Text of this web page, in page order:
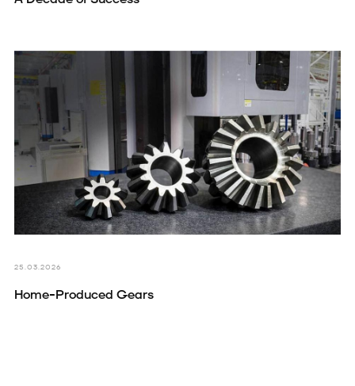
25.03.2026
Home-Produced Gears